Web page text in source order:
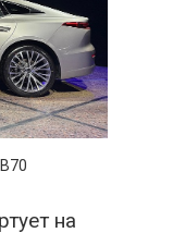
на